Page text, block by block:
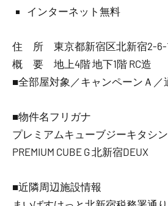
インターネット無料
住 所 東京都新宿区北新宿2-6-
概 要 地上4階 地下1階 RC造
■全部屋対象／キャンペーンＡ／
■物件名フリガナ
プレミアムキューブジーキタシ
PREMIUM CUBE G 北新宿DEUX
■近隣周辺施設情報